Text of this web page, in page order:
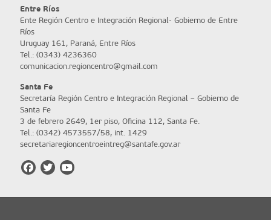
Entre Ríos
Ente Región Centro e Integración Regional- Gobierno de Entre
Ríos
Uruguay 161, Paraná, Entre Ríos
Tel.: (0343) 4236360
comunicacion.regioncentro@gmail.com
Santa Fe
Secretaría Región Centro e Integración Regional – Gobierno de
Santa Fe
3 de febrero 2649, 1er piso, Oficina 112, Santa Fe.
Tel.: (0342) 4573557/58, int. 1429
secretariaregioncentroeintreg@santafe.gov.ar